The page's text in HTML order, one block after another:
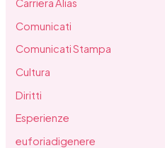
Carriera Alias
Comunicati
Comunicati Stampa
Cultura
Diritti
Esperienze
euforiadigenere